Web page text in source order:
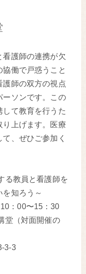
看護師の連携が欠
働で戸惑うこと
護師の双方の視点
ーソンです。この
て教育を行うた
り上げます。医療
、ぜひご参加く
る教員と看護師を
知ろう～
：00〜15：30
堂（対面開催の
3-3